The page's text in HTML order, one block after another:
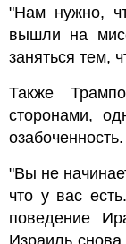
"Нам нужно,
вышли на
заняться тем,
Также
сторонами,
озабоченность.
"Вы не
что у вас
поведение
Израиль